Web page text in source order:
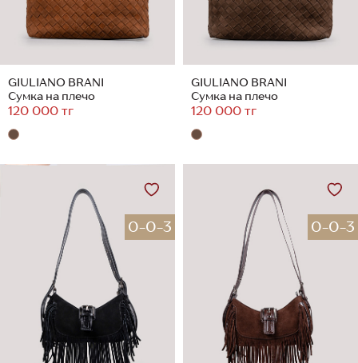
GIULIANO BRANI
Сумка на плечо
120 000 тг
GIULIANO BRANI
Сумка на плечо
120 000 тг
0-0-3 0-0-3